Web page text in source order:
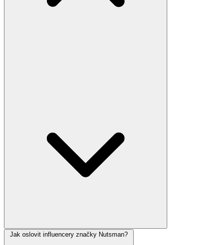
Jak oslovit influencery značky Nutsman?